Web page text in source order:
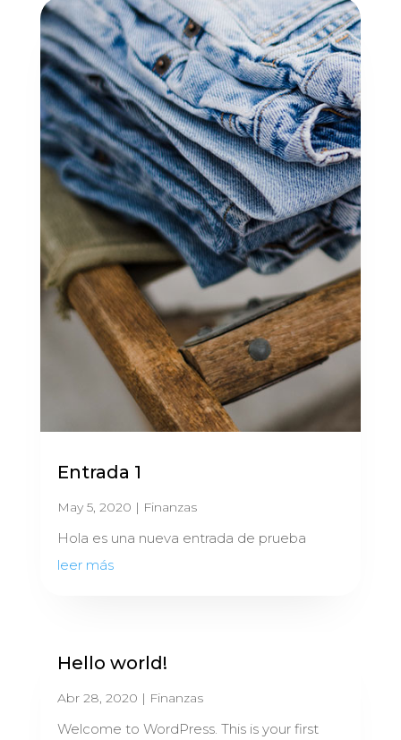
Entrada 1
May 5, 2020 | Finanzas
Hola es una nueva entrada de prueba
leer más
Hello world!
Abr 28, 2020 | Finanzas
Welcome to WordPress. This is your first